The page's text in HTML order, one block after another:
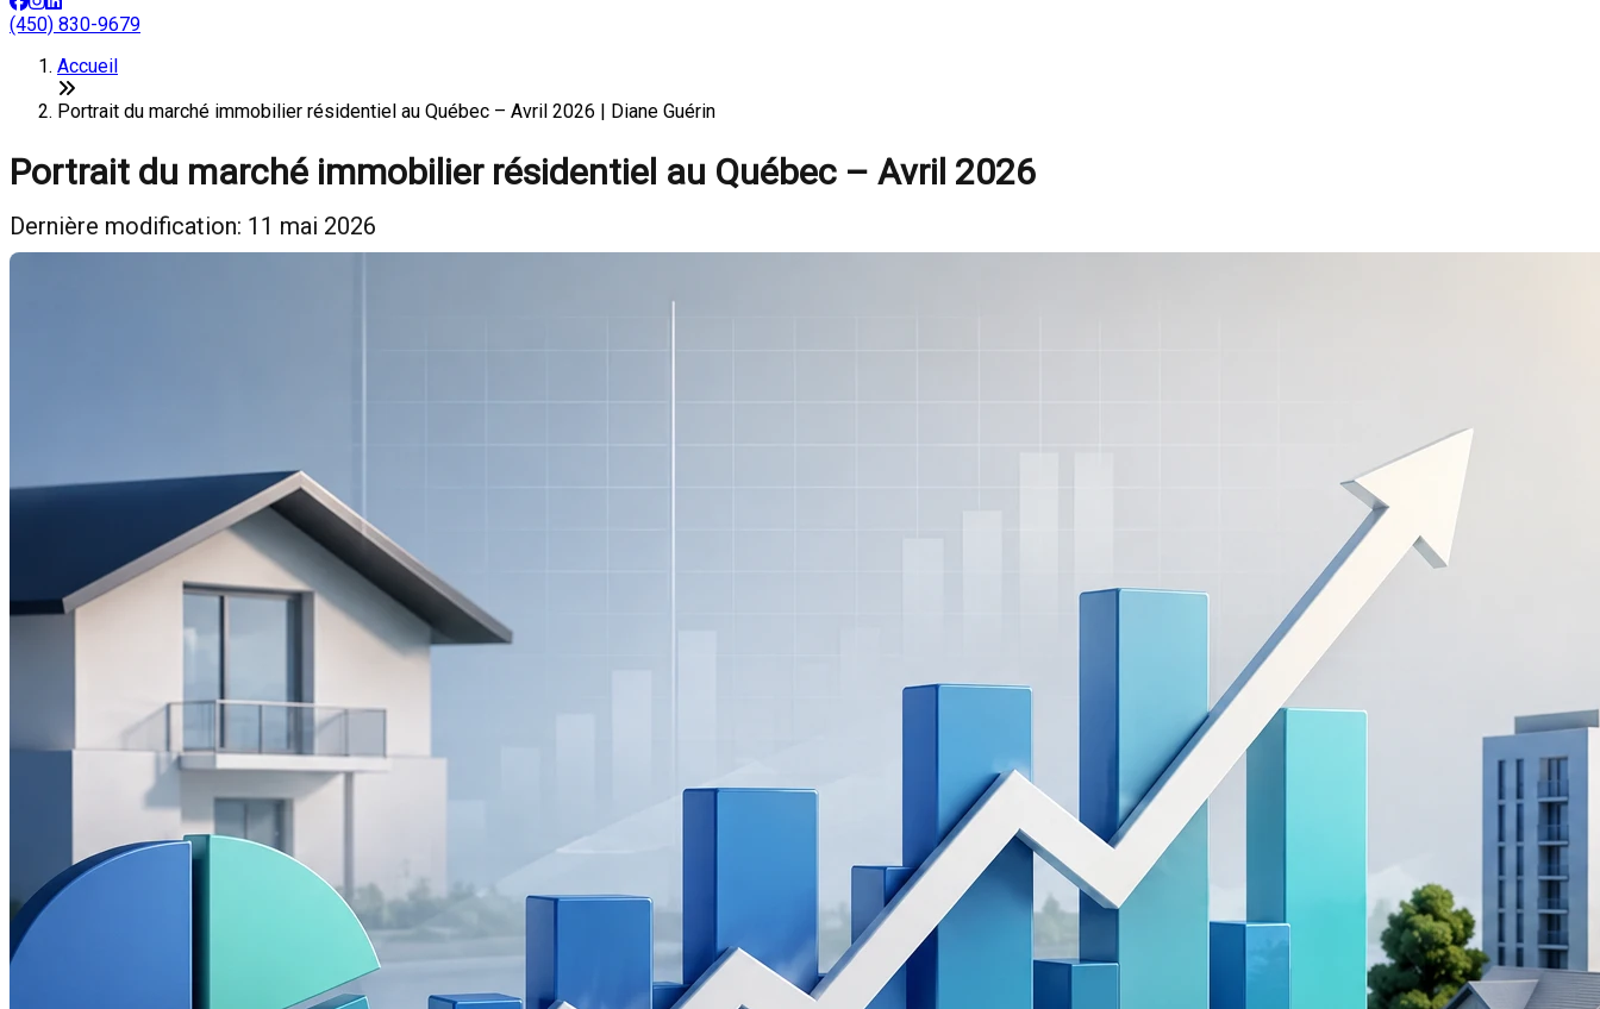
(450) 830-9679
Accueil
Portrait du marché immobilier résidentiel au Québec – Avril 2026 | Diane Guérin
Portrait du marché immobilier résidentiel au Québec – Avril 2026
Dernière modification: 11 mai 2026